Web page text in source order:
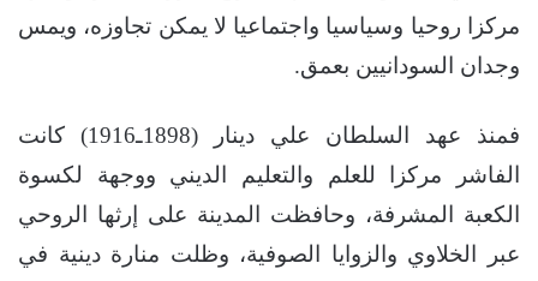
مركزا روحيا وسياسيا واجتماعيا لا يمكن تجاوزه، ويمس
وجدان السودانيين بعمق.
فمنذ عهد السلطان علي دينار (1898ـ1916) كانت
الفاشر مركزا للعلم والتعليم الديني ووجهة لكسوة
الكعبة المشرفة، وحافظت المدينة على إرثها الروحي
عبر الخلاوي والزوايا الصوفية، وظلت منارة دينية في